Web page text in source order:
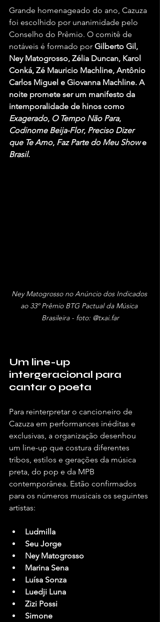
Grande homenageado do ano, Cazuza
foi escolhido por unanimidade pelo
Conselho do Prêmio. O comitê de
notáveis é formado por Gilberto Gil,
Ney Matogrosso, Zélia Duncan, Karol
Conká, Zé Mauricio Machline, Antônio
Carlos Miguel e Giovanna Machline. A
noite promete ser um manifesto da
intemporalidade de hinos como
Exagerado, O Tempo Não Para,
Codinome Beija-Flor, Preciso Dizer
que Te Amo, Faz Parte do Meu Show e
Brasil.
Ney Matogrosso no Anúncio dos Indicados
ao 33º Prêmio BTG Pactual da Música
Brasileira - foto: @txai.far
Um line-up
intergeracional para
cantar o poeta
Para reinterpretar o cancioneiro de
Cazuza em performances inéditas e
exclusivas, a organização desenhou
um line-up que costura diferentes
tribos, estilos e gerações da música
preta, do pop e da MPB
contemporânea. Estão confirmados
para os números musicais os seguintes
artistas:
Ludmilla
Seu Jorge
Ney Matogrosso
Marina Sena
Luísa Sonza
Luedji Luna
Zizi Possi
Simone